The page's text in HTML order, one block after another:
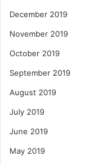
December 2019
November 2019
October 2019
September 2019
August 2019
July 2019
June 2019
May 2019